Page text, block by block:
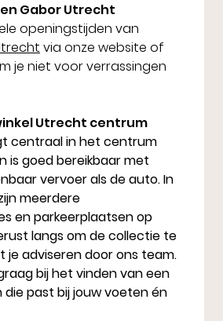
Gabor Utrecht
openingstijden van
via onze website of
je niet voor verrassingen
Utrecht centrum
centraal in het centrum
is goed bereikbaar met
vervoer als de auto. In
meerdere
en parkeerplaatsen op
langs om de collectie te
je adviseren door ons team.
bij het vinden van een
die past bij jouw voeten én